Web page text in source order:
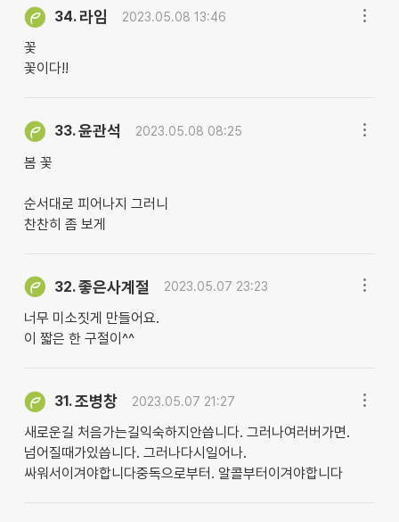
34. 라임 2023.05.08 13:46
꽃
꽃이다!!
33.윤관석 2023.05.08 08:25
봄 꽃
순서대로 피어나지 그러니
찬찬히 좀 보게
32.좋은사계절 2023.05.07 23:23
너무 미소짓게 만들어요.
이 짧은 한 구절이^^
31.조병창 2023.05.07 21:27
새로운길 처음가는길익숙하지안씁니다. 그러나여러버가면.
넘어질때가있씁니다. 그러나다시일어나.
싸워서이겨야합니다중독으로부터. 알콜부터이겨야합니다